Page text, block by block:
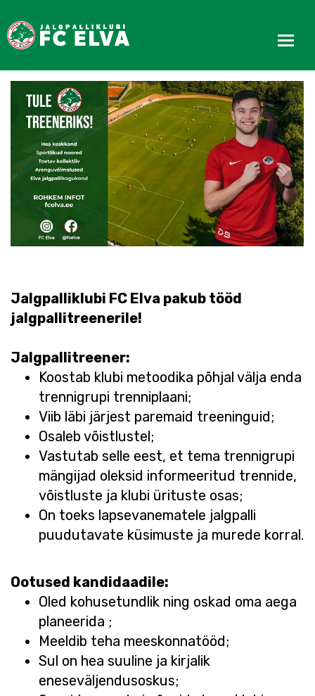
Tule treeneriks!
Jalgpalliklubi FC Elva pakub tööd
jalgpallitreenerile!
Jalgpallitreener:
Koostab klubi metoodika põhjal välja enda
trennigrupi trenniplaani;
Viib läbi järjest paremaid treeninguid;
Osaleb võistlustel;
Vastutab selle eest, et tema trennigrupi
mängijad oleksid informeeritud trennide,
võistluste ja klubi ürituste osas;
On toeks lapsevanematele jalgpalli
puudutavate küsimuste ja murede korral.
Ootused kandidaadile:
Oled kohusetundlik ning oskad oma aega
planeerida ;
Meeldib teha meeskonnatööd;
Sul on hea suuline ja kirjalik
eneseväljendusoskus;